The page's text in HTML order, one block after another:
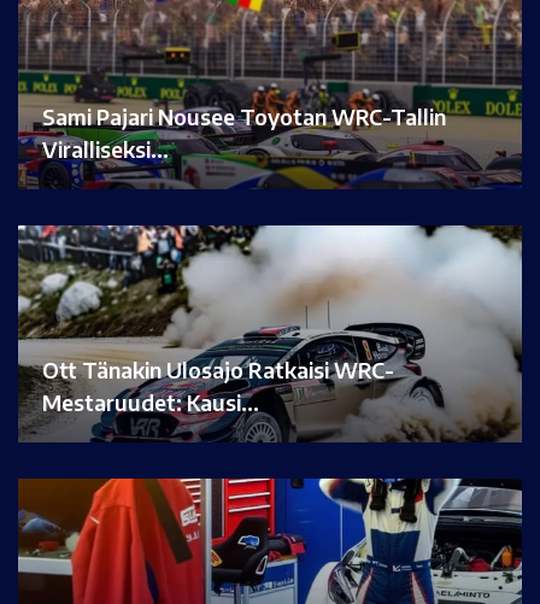
Sami Pajari Nousee Toyotan WRC-Tallin
Viralliseksi…
Ott Tänakin Ulosajo Ratkaisi WRC-
Mestaruudet: Kausi…